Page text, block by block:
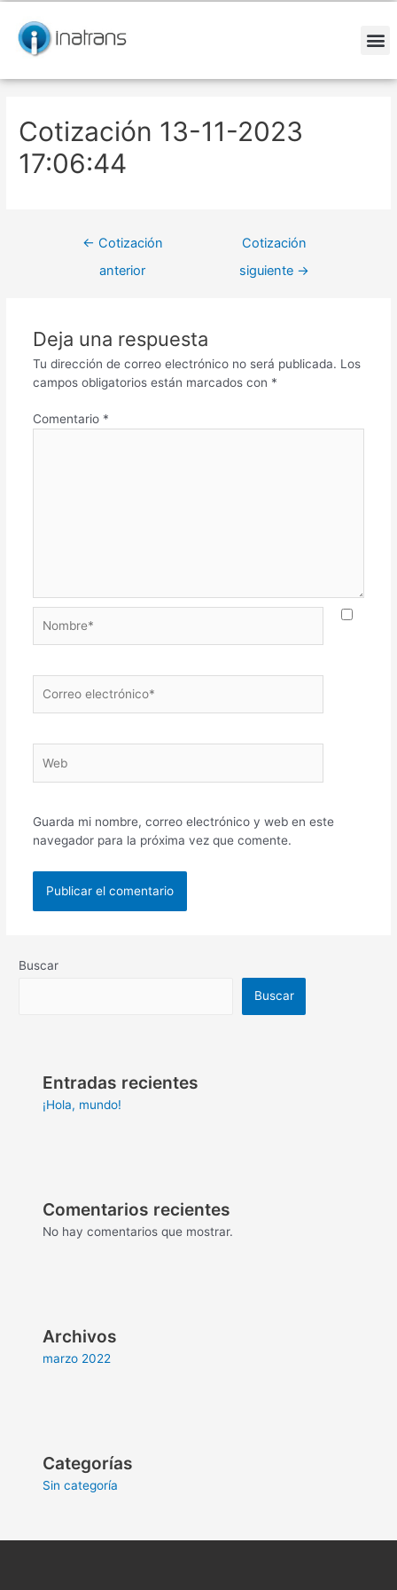
contenido
Cotización 13-11-2023
17:06:44
de
entradas
← Cotización
anterior
Cotización
siguiente →
Deja una respuesta
Tu dirección de correo electrónico no será publicada. Los
campos obligatorios están marcados con *
Comentario *
electrónico*
Guarda mi nombre, correo electrónico y web en este
navegador para la próxima vez que comente.
Buscar
Buscar
Entradas recientes
¡Hola, mundo!
Comentarios recientes
No hay comentarios que mostrar.
Archivos
marzo 2022
Categorías
Sin categoría